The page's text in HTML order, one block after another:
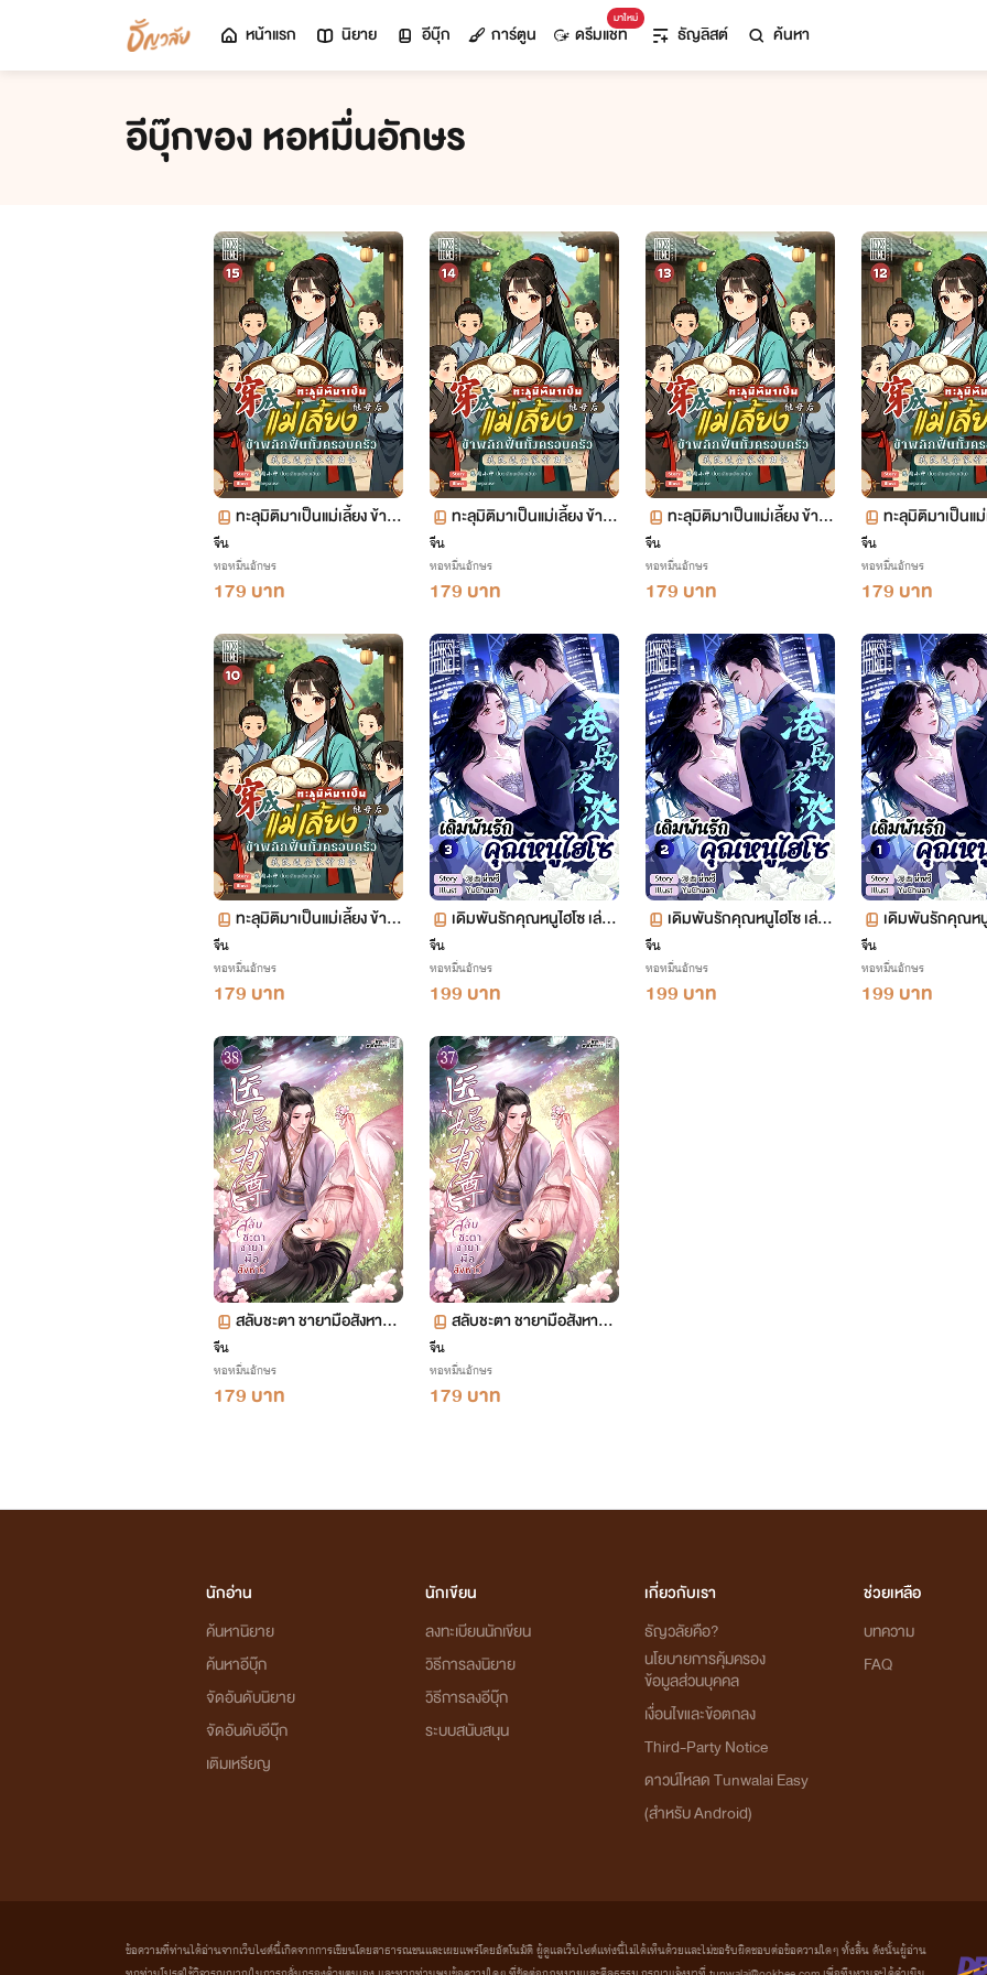
หน้าแรก นิยาย อีบุ๊ก การ์ตูน
มาใหม่
ดรีมแชท ธัญลิสต์ ค้นหา
อีบุ๊กของ หอหมื่นอักษร
ทะลุมิติมาเป็นแม่เลี้ยง ข้าพ
(จบ+ตอนพิเศษ)
จีน
หอหมื่นอักษร
179 บาท
ทะลุมิติมาเป็นแม่เลี้ยง ข้าพ
ตอน 706-758
จีน
หอหมื่นอักษร
179 บาท
ทะลุมิติมาเป็นแม่เลี้ยง ข้าพ
ตอน 653-705
จีน
หอหมื่นอักษร
179 บาท
ทะลุมิติมาเป็นแ
ตอน 600-652
จีน
หอหมื่นอักษร
179 บาท
ทะลุมิติมาเป็นแม่เลี้ยง ข้าพ
ตอน 493-546
จีน
หอหมื่นอักษร
179 บาท
เดิมพันรักคุณหนูไฮโซ เล่ม
จีน
หอหมื่นอักษร
199 บาท
เดิมพันรักคุณหนูไฮโซ เล่ม
จีน
หอหมื่นอักษร
199 บาท
เดิมพันรักคุณหนู
จีน
หอหมื่นอักษร
199 บาท
สลับชะตา ชายามือสังหาร เ
จีน
หอหมื่นอักษร
179 บาท
สลับชะตา ชายามือสังหาร เ
จีน
หอหมื่นอักษร
179 บาท
นักอ่าน
ค้นหานิยาย
ค้นหาอีบุ๊ก
จัดอันดับนิยาย
จัดอันดับอีบุ๊ก
เติมเหรียญ
นักเขียน
ลงทะเบียนนักเขียน
วิธีการลงนิยาย
วิธีการลงอีบุ๊ก
ระบบสนับสนุน
เกี่ยวกับเรา
ธัญวลัยคือ?
นโยบายการคุ้มครอง
ข้อมูลส่วนบุคคล
เงื่อนไขและข้อตกลง
Third-Party Notice
ดาวน์โหลด Tunwalai Easy
(สำหรับ Android)
ช่วยเหลือ
บทความ
FAQ
ข้อความที่ท่านได้อ่านจากเว็บไซต์นี้เกิดจากการเขียนโดยสาธารณชนและเผยแพร่โดยอัตโนมัติ ผู้ดูแลเว็บไซต์แห่งนี้ไม่ได้เห็นด้วยและไม่ขอรับผิดชอบต่อข้อความใดๆ ทั้งสิ้น ดังนั้นผู้อ่าน